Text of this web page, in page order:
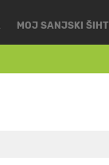
MOJ SANJSKI ŠIHT